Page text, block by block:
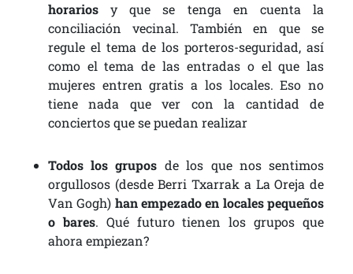
horariosy que se tenga en cuenta la
conciliación vecinal. También en que se
regule el tema de los porteros-seguridad, así
como el tema de las entradas o el que las
mujeres entren gratis a los locales. Eso no
tiene nada que ver con la cantidad de
conciertos que se puedan realizar
Todos los grupos de los que nos sentimos
orgullosos (desde Berri Txarrak a La Oreja de
Van Gogh) han empezado en locales pequeños
o bares. Qué futuro tienen los grupos que
ahora empiezan?